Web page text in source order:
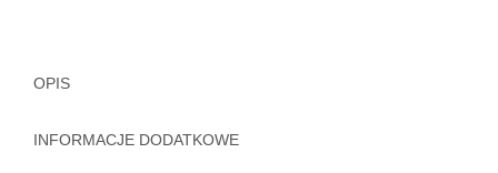
OPIS
INFORMACJE DODATKOWE